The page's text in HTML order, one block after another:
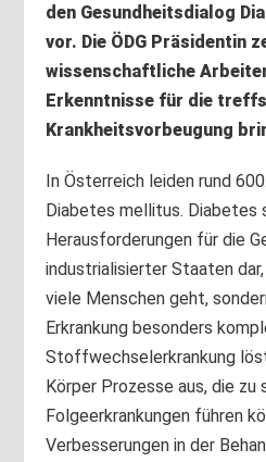
den Gesundheitsdialog
vor. Die ÖDG Präsidentin
wissenschaftliche
Erkenntnisse für die
Krankheitsvorbeugung
In Österreich leiden rund
Diabetes mellitus.
Herausforderungen für die
industrialisierter Staaten
viele Menschen geht,
Erkrankung besonders
Stoffwechselerkrankung
Körper Prozesse aus, die zu
Folgeerkrankungen führen
Verbesserungen in der